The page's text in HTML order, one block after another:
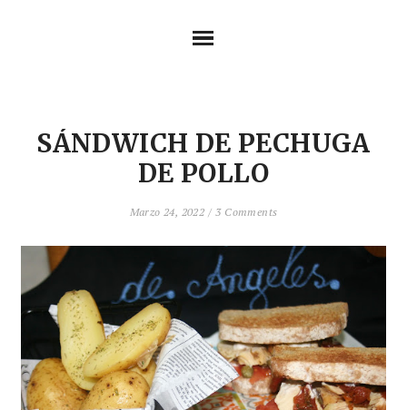
SÁNDWICH DE PECHUGA
DE POLLO
Marzo 24, 2022 / 3 Comments